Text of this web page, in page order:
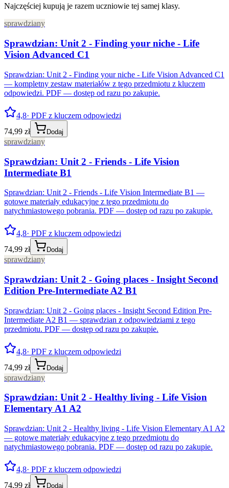
Najczęściej kupują je razem uczniowie tej samej klasy.
sprawdziany
Sprawdzian: Unit 2 - Finding your niche - Life
Vision Advanced C1
Sprawdzian: Unit 2 - Finding your niche - Life Vision Advanced C1
— kompletny zestaw materiałów z tego przedmiotu z kluczem
odpowiedzi. PDF — dostęp od razu po zakupie.
4,8· PDF z kluczem odpowiedzi
74,99 zł
Dodaj
sprawdziany
Sprawdzian: Unit 2 - Friends - Life Vision
Intermediate B1
Sprawdzian: Unit 2 - Friends - Life Vision Intermediate B1 —
gotowe materiały edukacyjne z tego przedmiotu do
natychmiastowego pobrania. PDF — dostęp od razu po zakupie.
4,8· PDF z kluczem odpowiedzi
74,99 zł
Dodaj
sprawdziany
Sprawdzian: Unit 2 - Going places - Insight Second
Edition Pre-Intermediate A2 B1
Sprawdzian: Unit 2 - Going places - Insight Second Edition Pre-
Intermediate A2 B1 — sprawdzian z odpowiedziami z tego
przedmiotu. PDF — dostęp od razu po zakupie.
4,8· PDF z kluczem odpowiedzi
74,99 zł
Dodaj
sprawdziany
Sprawdzian: Unit 2 - Healthy living - Life Vision
Elementary A1 A2
Sprawdzian: Unit 2 - Healthy living - Life Vision Elementary A1 A2
— gotowe materiały edukacyjne z tego przedmiotu do
natychmiastowego pobrania. PDF — dostęp od razu po zakupie.
4,8· PDF z kluczem odpowiedzi
74,99 zł
Dodaj